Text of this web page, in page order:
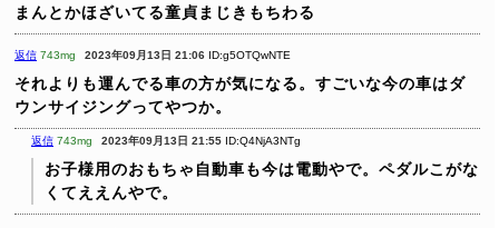
まんとかほざいてる童貞まじきもちわる
返信 743mg 2023年09月13日 21:06 ID:g5OTQwNTE
それよりも運んでる車の方が気になる。すごいな今の車はダ
ウンサイジングってやつか。
返信 743mg 2023年09月13日 21:55 ID:Q4NjA3NTg
お子様用のおもちゃ自動車も今は電動やで。ペダルこがな
くてええんやで。